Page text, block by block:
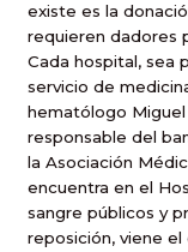
existe es la
requieren dadores
Cada hospital, sea
servicio de
hematólogo
responsable del
la Asociación
encuentra en el
sangre públicos y
reposición, viene el